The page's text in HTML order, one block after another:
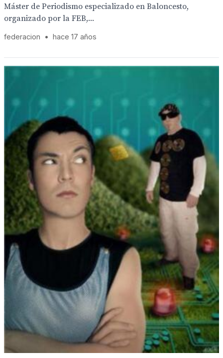
Máster de Periodismo especializado en Baloncesto,
organizado por la FEB,...
federacion • hace 17 años